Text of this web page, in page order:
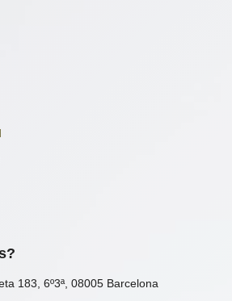
183, 6º3ª, 08005 Barcelona